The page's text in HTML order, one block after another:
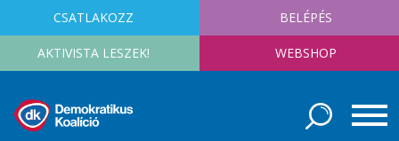
CSATLAKOZZ BELÉPÉS
AKTIVISTA LESZEK! WEBSHOP